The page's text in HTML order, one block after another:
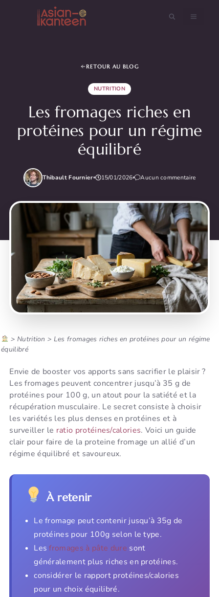
MENU
RETOUR AU BLOG
NUTRITION
Les fromages riches en
protéines pour un régime
équilibré
Thibault Fournier 15/01/2026 Aucun commentaire
> Nutrition > Les fromages riches en protéines pour un régime
équilibré
Envie de booster vos apports sans sacrifier le plaisir ?
Les fromages peuvent concentrer jusqu’à 35 g de
protéines pour 100 g, un atout pour la satiété et la
récupération musculaire. Le secret consiste à choisir
les variétés les plus denses en protéines et à
surveiller le ratio protéines/calories. Voici un guide
clair pour faire de la proteine fromage un allié d’un
régime équilibré et savoureux.
À retenir
Le fromage peut contenir jusqu’à 35g de
protéines pour 100g selon le type.
Lesfromages à pâte dure sont
généralement plus riches en protéines.
considérer le rapport protéines/calories
pour un choix équilibré.